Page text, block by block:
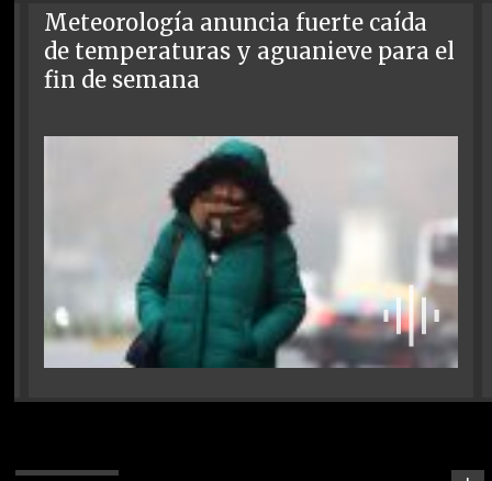
Meteorología anuncia fuerte caída
de temperaturas y aguanieve para el
fin de semana